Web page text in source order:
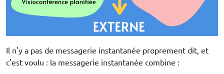
Il n'y a pas de messagerie instantanée proprement dit, et
c'est voulu : la messagerie instantanée combine :